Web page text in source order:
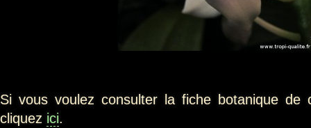
Si vous voulez consulter la fiche botanique de
cliquez ici.